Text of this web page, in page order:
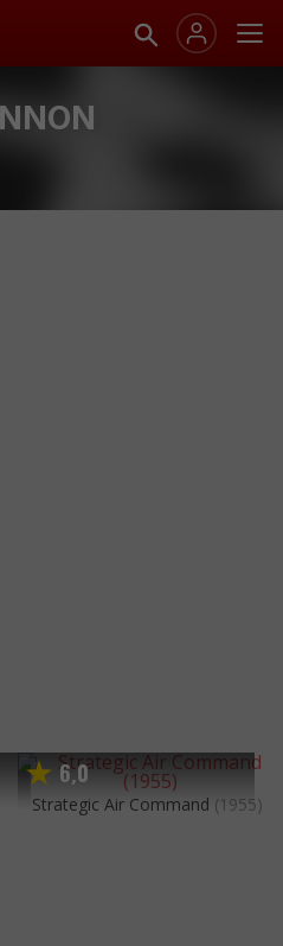
6,0
Strategic Air Command (1955)